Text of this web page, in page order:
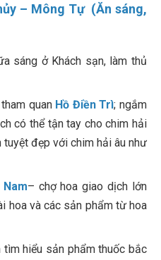
– Mông Tự (Ăn sáng,
sáng ở Khách sạn, làm thủ
quan Hồ Điền Trì; ngắm
có thể tận tay cho chim hải
đẹp với chim hải âu như
– chợ hoa giao dịch lớn
hoa và các sản phẩm từ hoa
hiểu sản phẩm thuốc bắc